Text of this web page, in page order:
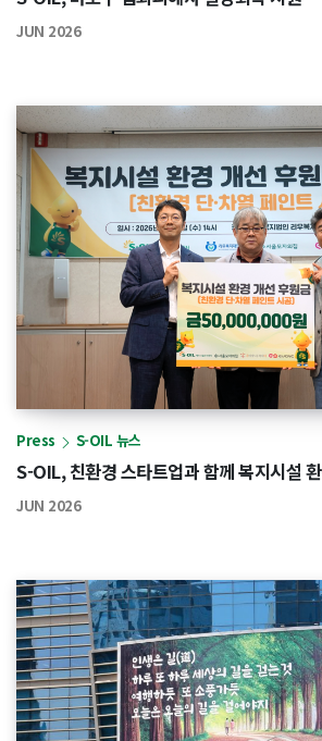
JUN 2026
Press S-OIL 뉴스
S-OIL, 친환경 스타트업과 함께 복지시설
JUN 2026